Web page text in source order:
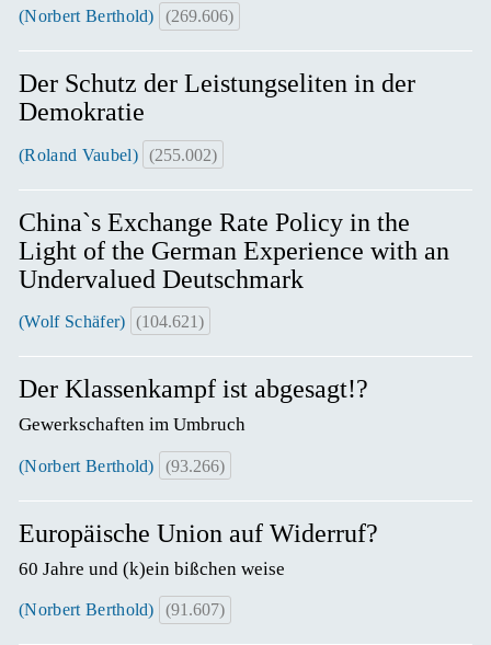
(Norbert Berthold) (269.606)
Der Schutz der Leistungseliten in der
Demokratie
(Roland Vaubel) (255.002)
China`s Exchange Rate Policy in the
Light of the German Experience with an
Undervalued Deutschmark
(Wolf Schäfer) (104.621)
Der Klassenkampf ist abgesagt!?
Gewerkschaften im Umbruch
(Norbert Berthold) (93.266)
Europäische Union auf Widerruf?
60 Jahre und (k)ein bißchen weise
(Norbert Berthold) (91.607)